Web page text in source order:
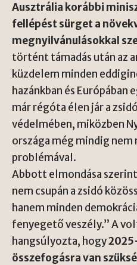
Ausztrália korábbi
fellépést sürget a
megnyilvánulásokkal
történt támadás után az
küzdelem minden
hazánkban és Európában
már régóta élen jár a
védelmében, miközben
országa még mindig nem
problémával.
Abbott elmondása
nem csupán a zsidó
hanem minden
fenyegető veszély.” A
hangsúlyozta, hogy
összefogásra van